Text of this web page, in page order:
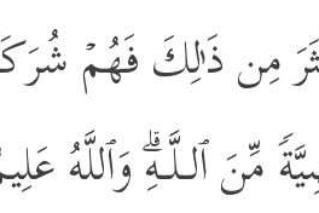
مِن ذَ ٰ⁠لِكَ فَهُمۡ
مِّنَ ٱلـلَّـهِۗ وَٱللَّهُ